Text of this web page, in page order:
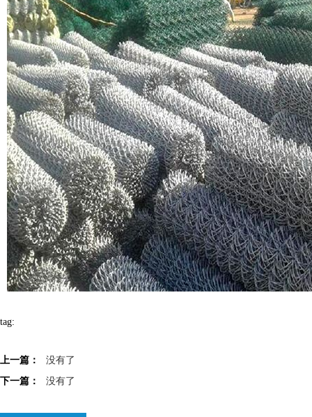
tag:
上一篇：
没有了
下一篇：
没有了